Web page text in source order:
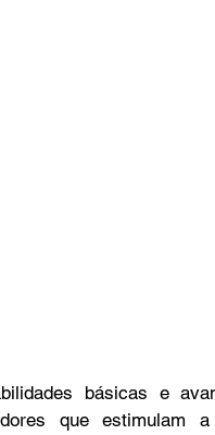
básicas e
que estimulam